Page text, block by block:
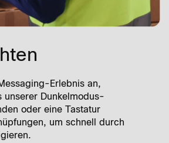
Erlebnis an,
unserer Dunkelmodus-
oder eine Tastatur
um schnell durch